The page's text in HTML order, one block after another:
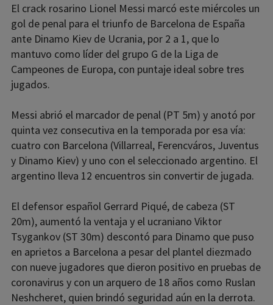
El crack rosarino Lionel Messi marcó este miércoles un
gol de penal para el triunfo de Barcelona de España
ante Dinamo Kiev de Ucrania, por 2 a 1, que lo
mantuvo como líder del grupo G de la Liga de
Campeones de Europa, con puntaje ideal sobre tres
jugados.
Messi abrió el marcador de penal (PT 5m) y anotó por
quinta vez consecutiva en la temporada por esa vía:
cuatro con Barcelona (Villarreal, Ferencváros, Juventus
y Dinamo Kiev) y uno con el seleccionado argentino. El
argentino lleva 12 encuentros sin convertir de jugada.
El defensor español Gerrard Piqué, de cabeza (ST
20m), aumentó la ventaja y el ucraniano Viktor
Tsygankov (ST 30m) descontó para Dinamo que puso
en aprietos a Barcelona a pesar del plantel diezmado
con nueve jugadores que dieron positivo en pruebas de
coronavirus y con un arquero de 18 años como Ruslan
Neshcheret, quien brindó seguridad aún en la derrota.